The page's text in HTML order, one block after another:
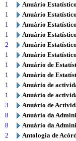
1
Anuário
1
Anuário
1
Anuário
1
Anuário
2
Anuário
1
Anuário
1
Anuário de
1
Anuário de
1
Anuário de
1
Anuário de
3
Anuário de
8
Anuário da
8
Anuário da
2
Antologia de